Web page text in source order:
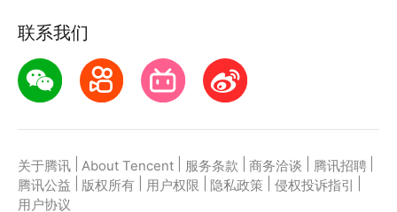
联系我们
关于腾讯 About Tencent 服务条款 商务洽谈 腾讯招聘
腾讯公益
版权所有 用户权限 隐私政策 侵权投诉指引
用户协议